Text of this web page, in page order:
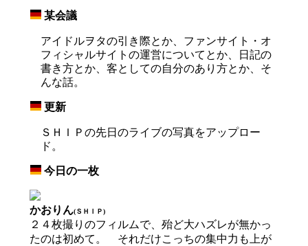
某会議
アイドルヲタの引き際とか、ファンサイト・オ
フィシャルサイトの運営についてとか、日記の
書き方とか、客としての自分のあり方とか、そ
んな話。
更新
ＳＨＩＰの先日のライブの写真をアップロー
ド。
今日の一枚
かおりん(ＳＨＩＰ)
２４枚撮りのフィルムで、殆ど大ハズレが無かっ
たのは初めて。 それだけこっちの集中力も上が